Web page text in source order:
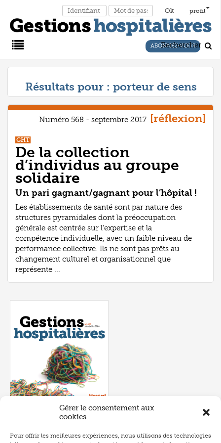
Gérer le consentement aux
cookies
Pour offrir les meilleures expériences, nous utilisons des technologies
profil
Main
Menu
ABONNEZ-VOUS
Rechercher
Résultats pour : porteur de sens
Numéro 568 - septembre 2017 [réflexion]
GHT
De la collection
d’individus au groupe
solidaire
Un pari gagnant/gagnant pour l’hôpital !
Les établissements de santé sont par nature des
structures pyramidales dont la préoccupation
générale est centrée sur l’expertise et la
compétence individuelle, avec un faible niveau de
performance collective. Ils ne sont pas prêts au
changement culturel et organisationnel que
représente ...